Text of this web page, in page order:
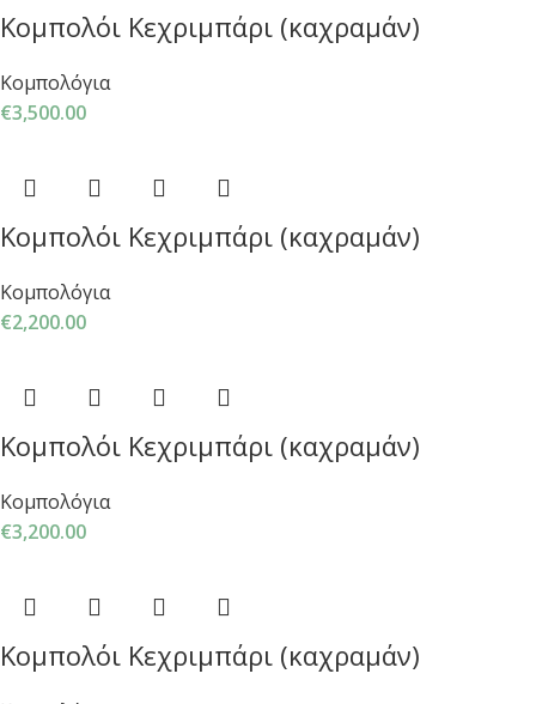
Κομπολόι Κεχριμπάρι (καχραμάν)
Κομπολόγια
€3,500.00
Κομπολόι Κεχριμπάρι (καχραμάν)
Κομπολόγια
€2,200.00
Κομπολόι Κεχριμπάρι (καχραμάν)
Κομπολόγια
€3,200.00
Κομπολόι Κεχριμπάρι (καχραμάν)